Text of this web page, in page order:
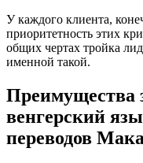
У каждого клиента,
приоритетность этих
общих чертах тройка
именной такой.
Преимущества
венгерский
переводов